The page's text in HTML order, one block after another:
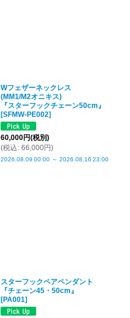
Wフェザーネックレス
(MM1/M2オニキス)
『スターフックチェーン50cm』
[SFMW-PE002]
60,000円(税別)
(税込 : 66,000円)
2026.08.09 00:00 ～ 2026.08.16 23:00
スターフックペアペンダント
『チェーン45・50cm』
[PA001]